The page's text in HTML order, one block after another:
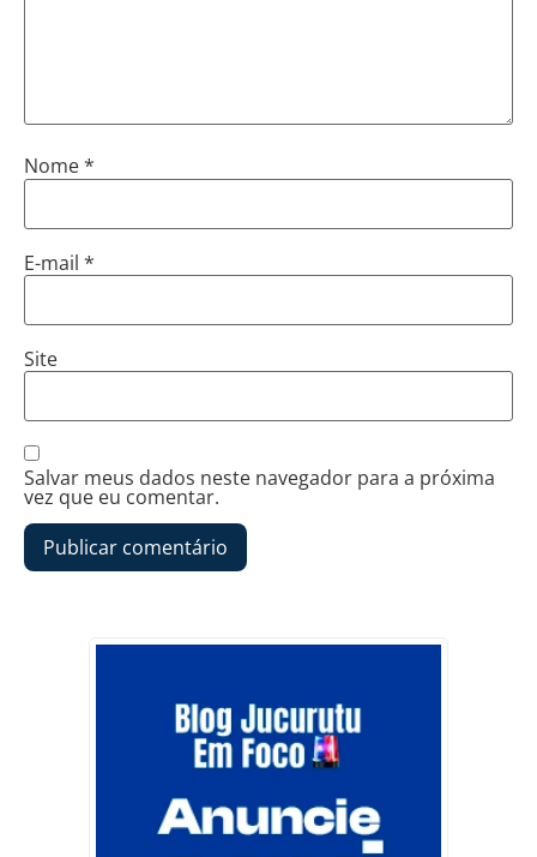
Nome*
E-mail *
Site
Salvar meus dados neste navegador para a próxima
vez que eu comentar.